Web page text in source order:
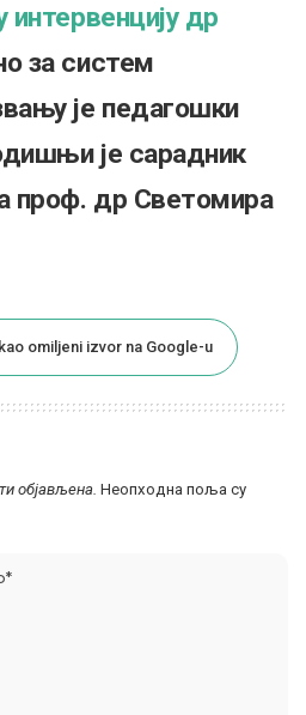
интервенцију др
за систем
је педагошки
је сарадник
проф. др Светомира
omiljeni izvor na Google-u
објављена. Неопходна поља су